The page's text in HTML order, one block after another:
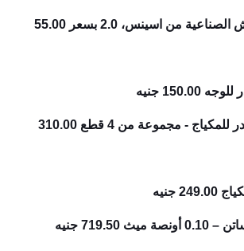
من اسينس، 2.0 بسعر 55.00
للوجه 150.00 جنيه
للمكياج - مجموعة من 4 قطع 310.00
249.00 جنيه
ميث 719.50 جنيه